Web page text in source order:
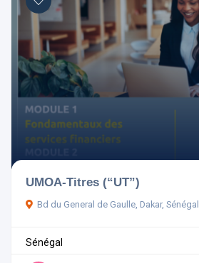
Aptitudes
Centres d'intérêt
Sénégal
UMOA-Titres (“UT”)
Bd du General de Gaulle, Dakar, Sénégal
Sénégal